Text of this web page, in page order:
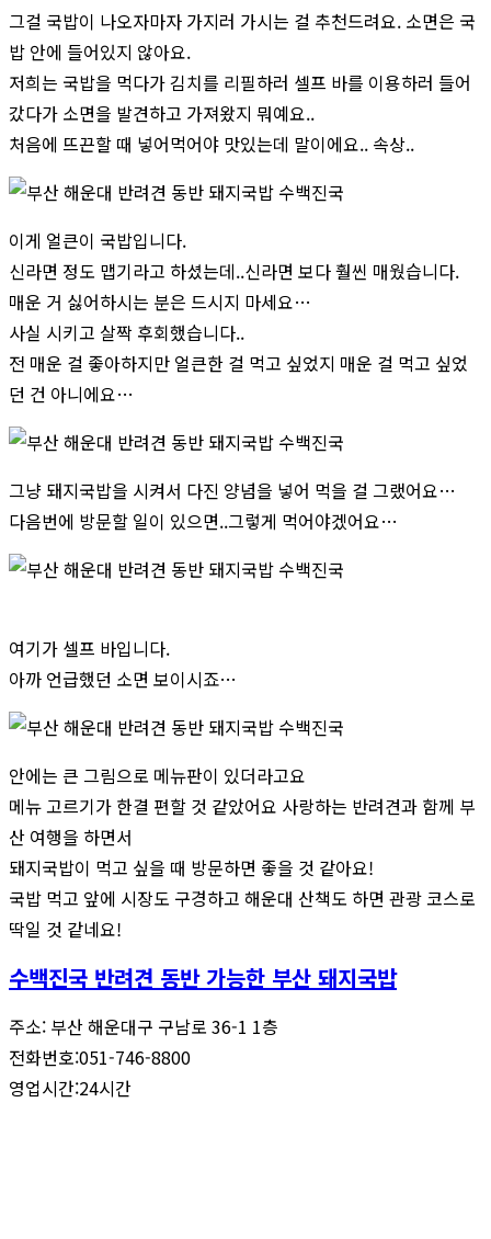
그걸 국밥이 나오자마자 가지러 가시는 걸 추천드려요. 소면은 국
밥 안에 들어있지 않아요.
저희는 국밥을 먹다가 김치를 리필하러 셀프 바를 이용하러 들어
갔다가 소면을 발견하고 가져왔지 뭐예요..
처음에 뜨끈할 때 넣어먹어야 맛있는데 말이에요.. 속상..
이게 얼큰이 국밥입니다.
신라면 정도 맵기라고 하셨는데..신라면 보다 훨씬 매웠습니다.
매운 거 싫어하시는 분은 드시지 마세요…
사실 시키고 살짝 후회했습니다..
전 매운 걸 좋아하지만 얼큰한 걸 먹고 싶었지 매운 걸 먹고 싶었
던 건 아니에요…
그냥 돼지국밥을 시켜서 다진 양념을 넣어 먹을 걸 그랬어요…
다음번에 방문할 일이 있으면..그렇게 먹어야겠어요…
여기가 셀프 바입니다.
아까 언급했던 소면 보이시죠…
안에는 큰 그림으로 메뉴판이 있더라고요
메뉴 고르기가 한결 편할 것 같았어요 사랑하는 반려견과 함께 부
산 여행을 하면서
돼지국밥이 먹고 싶을 때 방문하면 좋을 것 같아요!
국밥 먹고 앞에 시장도 구경하고 해운대 산책도 하면 관광 코스로
딱일 것 같네요!
수백진국 반려견 동반 가능한 부산 돼지국밥
주소: 부산 해운대구 구남로 36-1 1층
전화번호:051-746-8800
영업시간:24시간